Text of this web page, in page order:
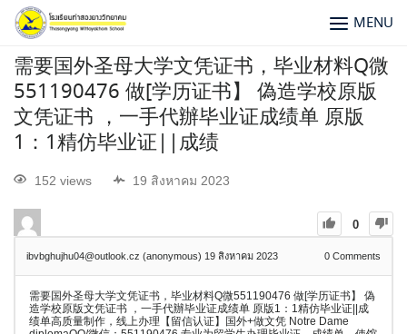
MENU
需要国外圣母大学文凭证书，毕业材料Q微
551190476 做[学历证书】 偽造学校原版
文凭证书 ，一手代辦毕业证成绩单 原版
1：1精仿毕业证||成绩
152 views 19 สิงหาคม 2023
0
ibvbghujhu04@outlook.cz (anonymous) 19 สิงหาคม 2023 0 Comments
需要国外圣母大学文凭证书，毕业材料Q微551190476 做[学历证书】 偽
造学校原版文凭证书 ，一手代辦毕业证成绩单 原版1：1精仿毕业证||成
绩单高质量制作，线上办理【留信认证】国外+做文凭 Notre Dame